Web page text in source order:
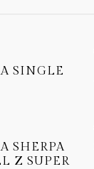
SINGLE
SHERPA
Z SUPER